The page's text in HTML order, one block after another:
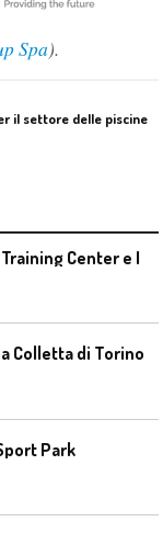
Spa).
Colletta di Torino
Park